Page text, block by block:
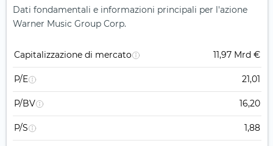
Dati fondamentali e informazioni principali per l'azione
Warner Music Group Corp.
Capitalizzazione di mercato 11,97 Mrd €
P/E 21,01
P/BV 16,20
P/S 1,88